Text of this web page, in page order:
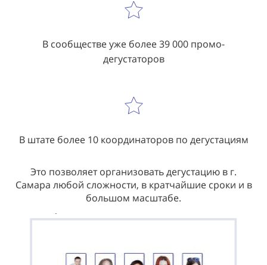
В сообществе уже более 39 000 промо-
дегустаторов
В штате более 10 координаторов по дегустациям
Это позволяет организовать дегустацию в г.
Самара любой сложности, в кратчайшие сроки и в
большом масштабе.